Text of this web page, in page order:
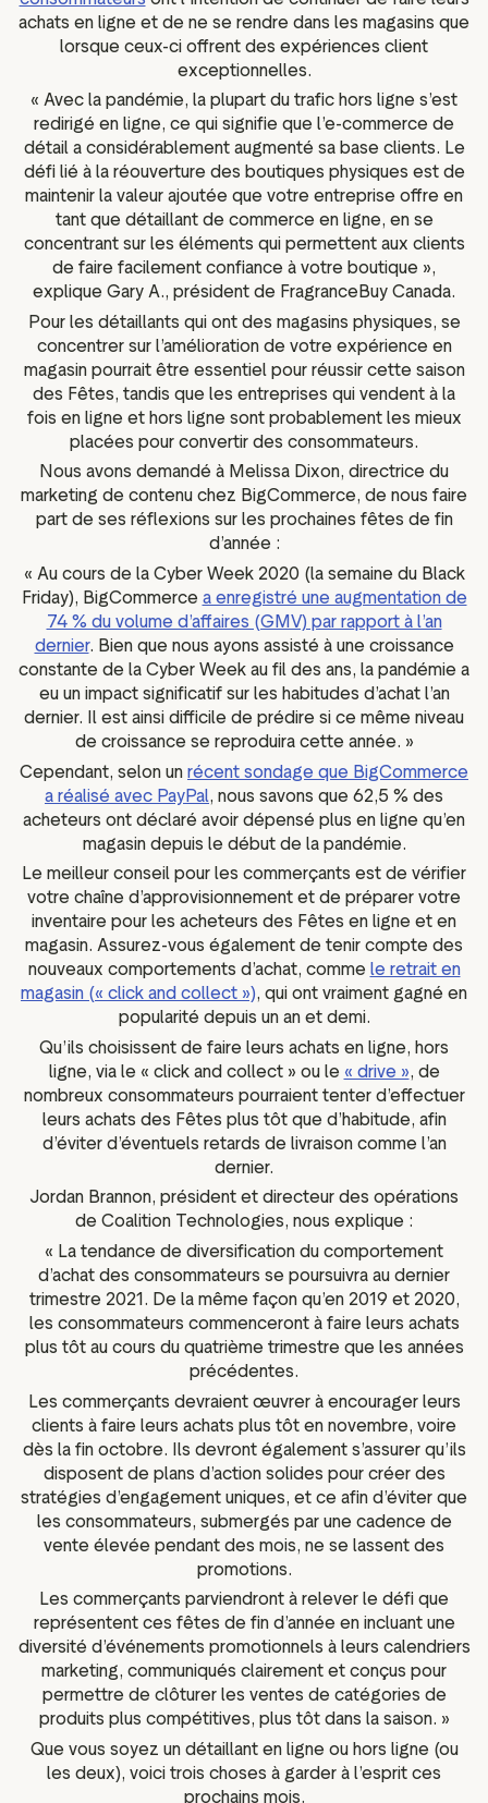
achats en ligne et de ne se rendre dans les magasins que
lorsque ceux-ci offrent des expériences client
exceptionnelles.
« Avec la pandémie, la plupart du trafic hors ligne s’est
redirigé en ligne, ce qui signifie que l’e-commerce de
détail a considérablement augmenté sa base clients. Le
défi lié à la réouverture des boutiques physiques est de
maintenir la valeur ajoutée que votre entreprise offre en
tant que détaillant de commerce en ligne, en se
concentrant sur les éléments qui permettent aux clients
de faire facilement confiance à votre boutique »,
explique Gary A., président de FragranceBuy Canada.
Pour les détaillants qui ont des magasins physiques, se
concentrer sur l’amélioration de votre expérience en
magasin pourrait être essentiel pour réussir cette saison
des Fêtes, tandis que les entreprises qui vendent à la
fois en ligne et hors ligne sont probablement les mieux
placées pour convertir des consommateurs.
Nous avons demandé à Melissa Dixon, directrice du
marketing de contenu chez BigCommerce, de nous faire
part de ses réflexions sur les prochaines fêtes de fin
d’année :
« Au cours de la Cyber Week 2020 (la semaine du Black
Friday), BigCommerce a enregistré une augmentation de
74 % du volume d’affaires (GMV) par rapport à l’an
dernier. Bien que nous ayons assisté à une croissance
constante de la Cyber Week au fil des ans, la pandémie a
eu un impact significatif sur les habitudes d’achat l’an
dernier. Il est ainsi difficile de prédire si ce même niveau
de croissance se reproduira cette année. »
Cependant, selon un récent sondage que BigCommerce
a réalisé avec PayPal, nous savons que 62,5 % des
acheteurs ont déclaré avoir dépensé plus en ligne qu’en
magasin depuis le début de la pandémie.
Le meilleur conseil pour les commerçants est de vérifier
votre chaîne d’approvisionnement et de préparer votre
inventaire pour les acheteurs des Fêtes en ligne et en
magasin. Assurez-vous également de tenir compte des
nouveaux comportements d’achat, comme le retrait en
magasin (« click and collect »), qui ont vraiment gagné en
popularité depuis un an et demi.
Qu’ils choisissent de faire leurs achats en ligne, hors
ligne, via le « click and collect » ou le « drive », de
nombreux consommateurs pourraient tenter d’effectuer
leurs achats des Fêtes plus tôt que d’habitude, afin
d’éviter d’éventuels retards de livraison comme l’an
dernier.
Jordan Brannon, président et directeur des opérations
de Coalition Technologies, nous explique :
« La tendance de diversification du comportement
d’achat des consommateurs se poursuivra au dernier
trimestre 2021. De la même façon qu’en 2019 et 2020,
les consommateurs commenceront à faire leurs achats
plus tôt au cours du quatrième trimestre que les années
précédentes.
Les commerçants devraient œuvrer à encourager leurs
clients à faire leurs achats plus tôt en novembre, voire
dès la fin octobre. Ils devront également s’assurer qu’ils
disposent de plans d’action solides pour créer des
stratégies d’engagement uniques, et ce afin d’éviter que
les consommateurs, submergés par une cadence de
vente élevée pendant des mois, ne se lassent des
promotions.
Les commerçants parviendront à relever le défi que
représentent ces fêtes de fin d’année en incluant une
diversité d’événements promotionnels à leurs calendriers
marketing, communiqués clairement et conçus pour
permettre de clôturer les ventes de catégories de
produits plus compétitives, plus tôt dans la saison. »
Que vous soyez un détaillant en ligne ou hors ligne (ou
les deux), voici trois choses à garder à l’esprit ces
prochains mois.